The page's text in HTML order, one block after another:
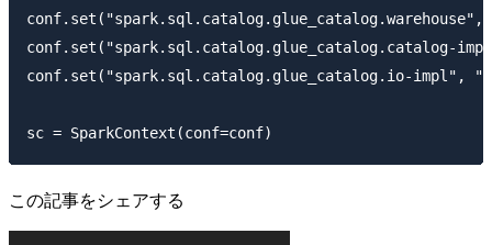
conf.set("spark.sql.catalog.glue_catalog.catalog-
conf.set("spark.sql.catalog.glue_catalog.io-impl",
この記事をシェアする